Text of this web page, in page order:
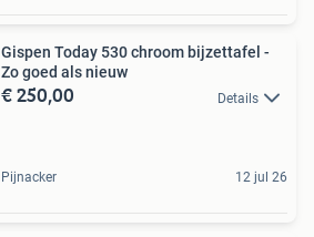
Gispen Today 530 chroom bijzettafel -
Zo goed als nieuw
€ 250,00 Details
Pijnacker 12 jul 26